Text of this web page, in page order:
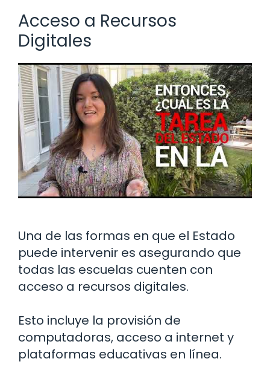
Acceso a Recursos
Digitales
Una de las formas en que el Estado
puede intervenir es asegurando que
todas las escuelas cuenten con
acceso a recursos digitales.
Esto incluye la provisión de
computadoras, acceso a internet y
plataformas educativas en línea.